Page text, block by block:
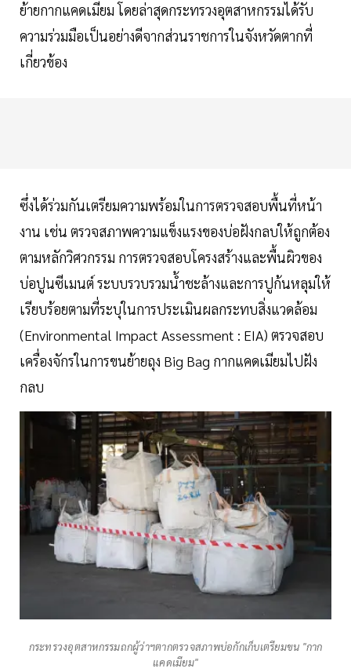
ย้ายกากแคดเมียม โดยล่าสุดกระทรวงอุตสาหกรรมได้รับ
ความร่วมมือเป็นอย่างดีจากส่วนราชการในจังหวัดตากที่
เกี่ยวข้อง
ซึ่งได้ร่วมกันเตรียมความพร้อมในการตรวจสอบพื้นที่หน้า
งาน เช่น ตรวจสภาพความแข็งแรงของบ่อฝังกลบให้ถูกต้อง
ตามหลักวิศวกรรม การตรวจสอบโครงสร้างและพื้นผิวของ
บ่อปูนซีเมนต์ ระบบรวบรวมน้ำชะล้างและการปูก้นหลุมให้
เรียบร้อยตามที่ระบุในการประเมินผลกระทบสิ่งแวดล้อม
(Environmental Impact Assessment : EIA) ตรวจสอบ
เครื่องจักรในการขนย้ายถุง Big Bag กากแคดเมียมไปฝัง
กลบ
กระทรวงอุตสาหกรรมถกผู้ว่าฯตากตรวจสภาพบ่อกักเก็บเตรียมขน "กาก
แคดเมียม"